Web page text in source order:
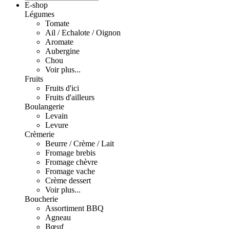
E-shop
Légumes
Tomate
Ail / Echalote / Oignon
Aromate
Aubergine
Chou
Voir plus...
Fruits
Fruits d'ici
Fruits d'ailleurs
Boulangerie
Levain
Levure
Crèmerie
Beurre / Crème / Lait
Fromage brebis
Fromage chèvre
Fromage vache
Crème dessert
Voir plus...
Boucherie
Assortiment BBQ
Agneau
Bœuf